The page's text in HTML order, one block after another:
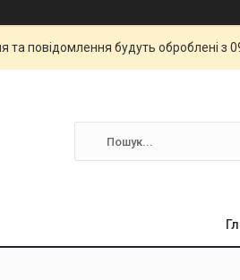
та повідомлення будуть оброблені з